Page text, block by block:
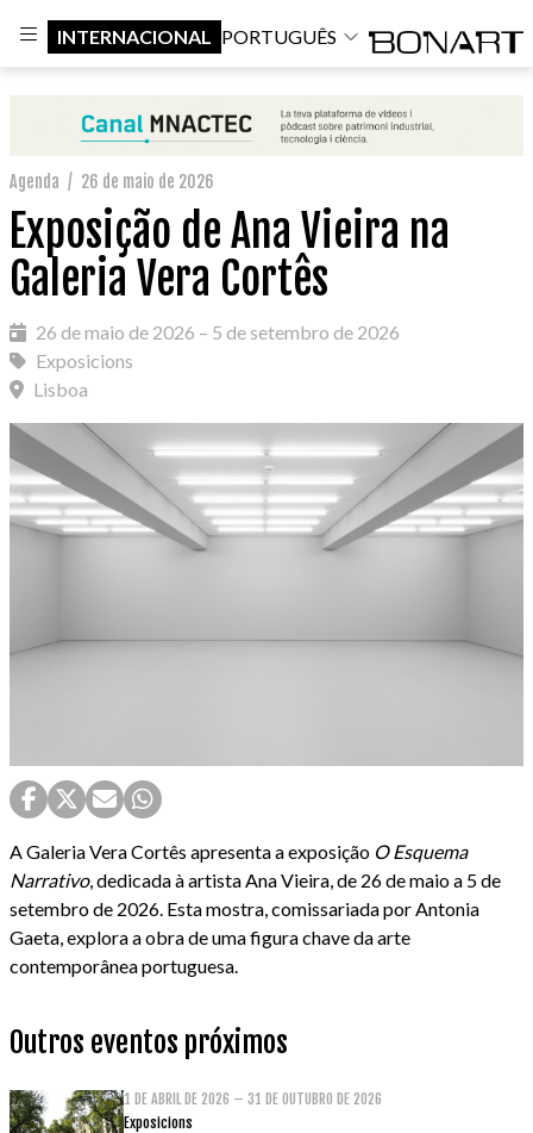
INTERNACIONAL PORTUGUÊS
Agenda / 26 de maio de 2026
Exposição de Ana Vieira na
Galeria Vera Cortês
26 de maio de 2026 – 5 de setembro de 2026
Exposicions
Lisboa
A Galeria Vera Cortês apresenta a exposição O Esquema
Narrativo, dedicada à artista Ana Vieira, de 26 de maio a 5 de
setembro de 2026. Esta mostra, comissariada por Antonia
Gaeta, explora a obra de uma figura chave da arte
contemporânea portuguesa.
Outros eventos próximos
1 DE ABRIL DE 2026 – 31 DE OUTUBRO DE 2026
Exposicions